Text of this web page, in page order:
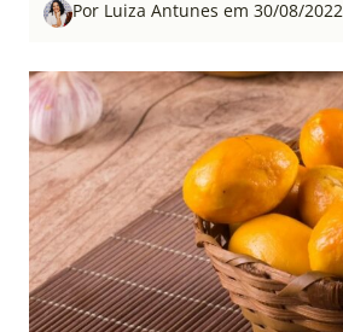
Por Luiza Antunes em 30/08/2022